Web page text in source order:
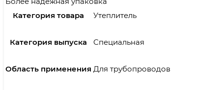
Категория товара Утеплитель
Категория выпуска Специальная
Область применения Для трубопроводов